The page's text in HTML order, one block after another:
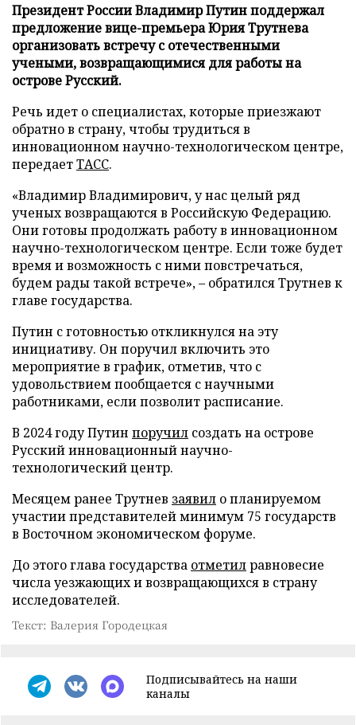
Президент России Владимир Путин поддержал
предложение вице-премьера Юрия Трутнева
организовать встречу с отечественными
учеными, возвращающимися для работы на
острове Русский.
Речь идет о специалистах, которые приезжают
обратно в страну, чтобы трудиться в
инновационном научно-технологическом центре,
передаетТАСС.
«Владимир Владимирович, у нас целый ряд
ученых возвращаются в Российскую Федерацию.
Они готовы продолжать работу в инновационном
научно-технологическом центре. Если тоже будет
время и возможность с ними повстречаться,
будем рады такой встрече», – обратился Трутнев к
главе государства.
Путин с готовностью откликнулся на эту
инициативу. Он поручил включить это
мероприятие в график, отметив, что с
удовольствием пообщается с научными
работниками, если позволит расписание.
В 2024 году Путин поручил создать на острове
Русский инновационный научно-
технологический центр.
Месяцем ранее Трутнев заявил о планируемом
участии представителей минимум 75 государств
в Восточном экономическом форуме.
До этого глава государства отметилравновесие
числа уезжающих и возвращающихся в страну
исследователей.
Текст: Валерия Городецкая
Подписывайтесь на наши
каналы